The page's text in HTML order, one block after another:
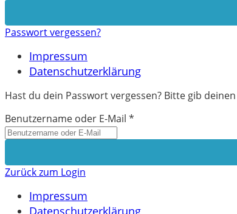
Passwort vergessen?
Impressum
Datenschutzerklärung
Hast du dein Passwort vergessen? Bitte gib
Benutzername oder E-Mail *
Zurück zum Login
Impressum
Datenschutzerklärung